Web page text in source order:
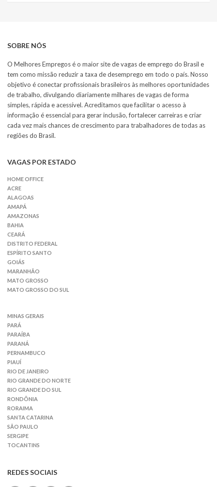
SOBRE NÓS
O Melhores Empregos é o maior site de vagas de emprego do Brasil e
tem como missão reduzir a taxa de desemprego em todo o país. Nosso
objetivo é conectar profissionais brasileiros às melhores oportunidades
de trabalho, divulgando diariamente milhares de vagas de forma
simples, rápida e acessível. Acreditamos que facilitar o acesso à
informação é essencial para gerar inclusão, fortalecer carreiras e criar
cada vez mais chances de crescimento para trabalhadores de todas as
regiões do Brasil.
VAGAS POR ESTADO
HOME OFFICE
ACRE
ALAGOAS
AMAPÁ
AMAZONAS
BAHIA
CEARÁ
DISTRITO FEDERAL
ESPÍRITO SANTO
GOIÁS
MARANHÃO
MATO GROSSO
MATO GROSSO DO SUL
MINAS GERAIS
PARÁ
PARAÍBA
PARANÁ
PERNAMBUCO
PIAUÍ
RIO DE JANEIRO
RIO GRANDE DO NORTE
RIO GRANDE DO SUL
RONDÔNIA
RORAIMA
SANTA CATARINA
SÃO PAULO
SERGIPE
TOCANTINS
REDES SOCIAIS